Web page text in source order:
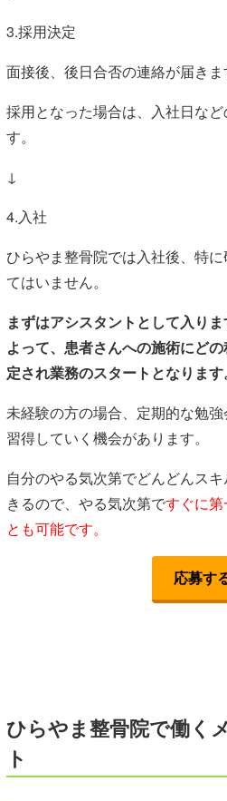
3.採用決定
面接後、後日合否の連絡が届きま
採用となった場合は、入社日な
す。
↓
4.入社
ひらやま整骨院では入社後、特
てはいません。
まずはアシスタントとして入り
よって、患者さんへの施術にど
定され業務のスタートとなります
未経験の方の場合、定期的な勉
習得していく機会があります。
自分のやる気次第でどんどんス
きるので、やる気次第ですぐに
とも可能です。
応募す
ひらやま整骨院で働く
ト